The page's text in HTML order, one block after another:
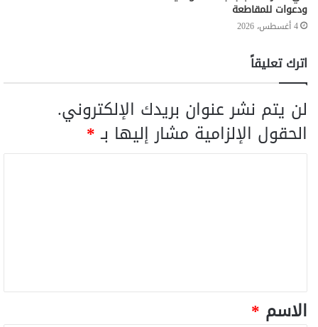
ودعوات للمقاطعة
4 أغسطس، 2026
اترك تعليقاً
لن يتم نشر عنوان بريدك الإلكتروني.
الحقول الإلزامية مشار إليها بـ*
الاسم *